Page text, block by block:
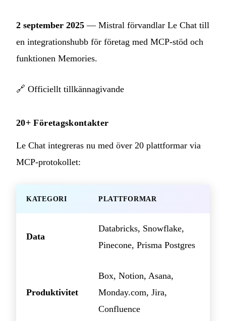
2 september 2025 — Mistral förvandlar Le Chat till
en integrationshubb för företag med MCP-stöd och
funktionen Memories.
🔗 Officiellt tillkännagivande
20+ Företagskontakter
Le Chat integreras nu med över 20 plattformar via
MCP-protokollet:
KATEGORI PLATTFORMAR
Data
Databricks, Snowflake,
Pinecone, Prisma Postgres
Produktivitet
Box, Notion, Asana,
Monday.com, Jira,
Confluence